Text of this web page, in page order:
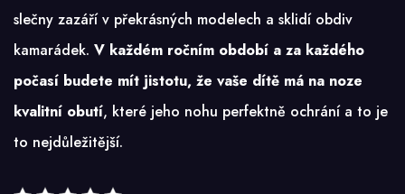
slečny zazáří v překrásných modelech a sklidí obdiv
kamarádek. V každém ročním období a za každého
počasí budete mít jistotu, že vaše dítě má na noze
kvalitní obutí, které jeho nohu perfektně ochrání a to je
to nejdůležitější.